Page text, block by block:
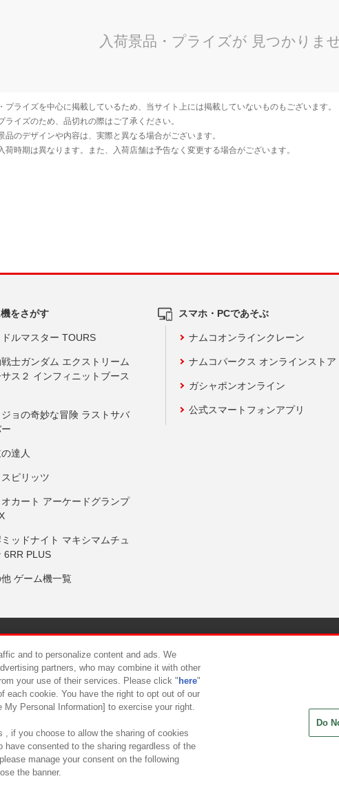
をさがす
ルマスター TOURS
士ガンダム エクストリーム
ス２ インフィニットブース
ョの奇妙な冒険 ラストサバ
達人
ピリッツ
カート アーケードグランプ
ッドナイト マキシマムチュ
6RR PLUS
ゲーム機一覧
スマホ・PCであそぶ
ナムコオンラインクレーン
ナムコパークス オンラインストア
ガシャポンオンライン
公式スマートフォンアプリ
について カスタマーハラスメント対応方針
and to personalize content and ads. We
partners, who may combine it with other
your use of their services. Please click " here"
each cookie. You have the right to opt out of our
Personal Information] to exercise your right.
, if you choose to allow the sharing of cookies
have consented to the sharing regardless of the
manage your consent on the following
the banner.
Do